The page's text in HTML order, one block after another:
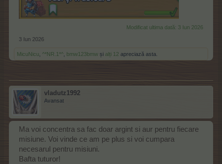
Modificat ultima dată: 3 Iun 2026
3 Iun 2026
MicuNicu ^*NR.1*^ bmw123bmw și alți 12 apreciază asta.
vladutz1992
Avansat
Ma voi concentra sa fac doar argint si aur pentru fiecare
misiune. Voi vinde ce am pe plus si voi cumpara
necesarul pentru misiuni.
Bafta tuturor!